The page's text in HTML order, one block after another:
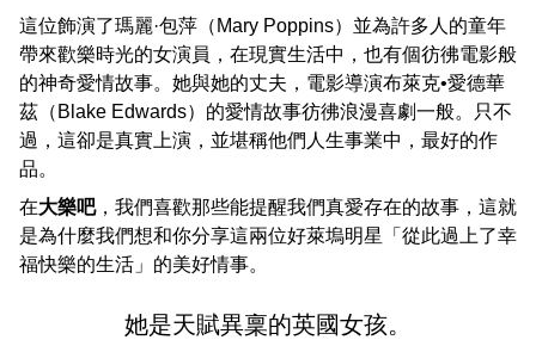
這位飾演了瑪麗·包萍（Mary Poppins）並為許多人的童年
帶來歡樂時光的女演員，在現實生活中，也有個彷彿電影般
的神奇愛情故事。她與她的丈夫，電影導演布萊克•愛德華
茲（Blake Edwards）的愛情故事彷彿浪漫喜劇一般。只不
過，這卻是真實上演，並堪稱他們人生事業中，最好的作
品。
在大樂吧，我們喜歡那些能提醒我們真愛存在的故事，這就
是為什麼我們想和你分享這兩位好萊塢明星「從此過上了幸
福快樂的生活」的美好情事。
她是天賦異稟的英國女孩。